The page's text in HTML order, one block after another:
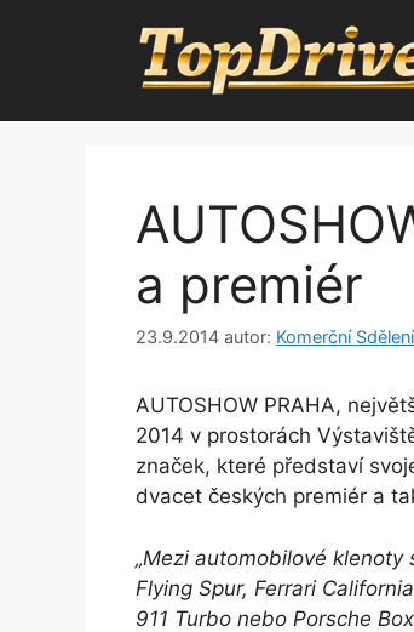
a premiér
23.9.2014 autor: Komerční Sdělení
AUTOSHOW PRAHA,
2014 v prostorách
značek, které představí
dvacet českých premiér a
„Mezi automobilové
Flying Spur, Ferrari
911 Turbo nebo Porsche